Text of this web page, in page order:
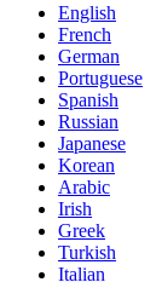
English
French
German
Portuguese
Spanish
Russian
Japanese
Korean
Arabic
Irish
Greek
Turkish
Italian